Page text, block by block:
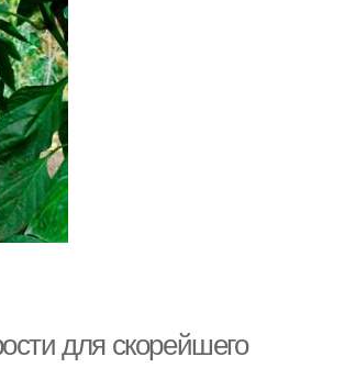
для скорейшего